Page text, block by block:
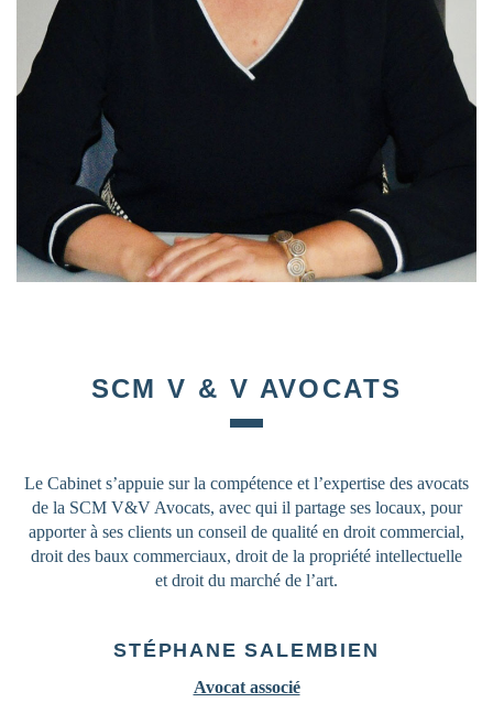
SCM V & V AVOCATS
Le Cabinet s’appuie sur la compétence et l’expertise des avocats
de la SCM V&V Avocats, avec qui il partage ses locaux, pour
apporter à ses clients un conseil de qualité en droit commercial,
droit des baux commerciaux, droit de la propriété intellectuelle
et droit du marché de l’art.
STÉPHANE SALEMBIEN
Avocat associé